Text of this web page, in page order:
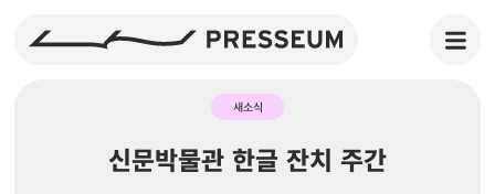
새소식
신문박물관 한글 잔치 주간